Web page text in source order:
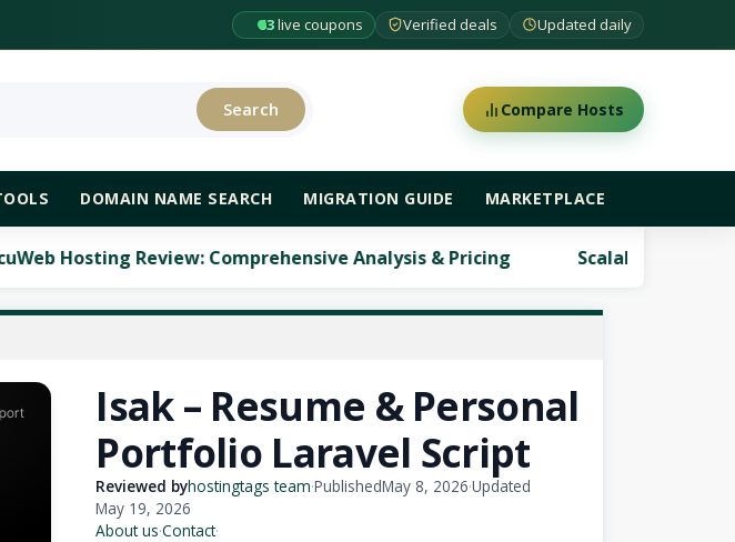
63live coupons Verified deals Updated daily
Search Compare Hosts
DOMAIN NAME SEARCH MIGRATION GUIDE MARKETPLACE
Review: Comprehensive Analysis & Pricing ScalaHosting Review:
Isak – Resume & Personal
Portfolio Laravel Script
Reviewed byhostingtags team·PublishedMay 8, 2026·Updated
May 19, 2026
About us·Contact·